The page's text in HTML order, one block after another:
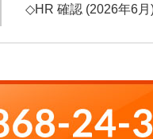
◇HR 確認 (2026年6月